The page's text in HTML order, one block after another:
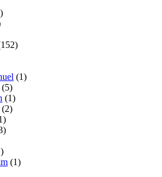
(1)
(5)
(1)
(2)
(1)